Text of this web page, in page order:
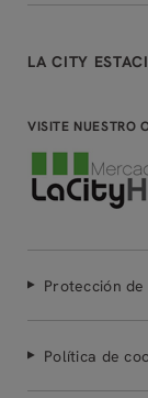
LA CITY
VISITE NUESTRO
Protección
Política de